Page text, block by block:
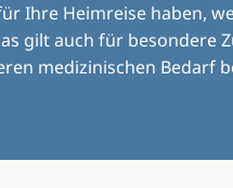
Ihre Heimreise haben,
gilt auch für besondere
medizinischen Bedarf